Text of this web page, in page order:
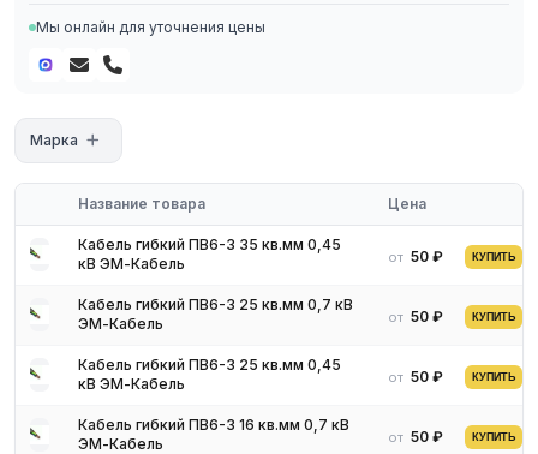
качества.
Наличие на складе в России
Обязательное наличие сертификатов
Доставка по региону
Для получения актуальных цен и наличия на складе свяжитесь
с нашими менеджерами. Мы предложим оптимальные условия
поставки и доставки.
Мы онлайн для уточнения цены
Марка
Название товара Цена
Кабель гибкий ПВ6-З 35 кв.мм 0,45
кВ ЭМ-Кабель
от 50 ₽ КУПИТЬ
Кабель гибкий ПВ6-З 25 кв.мм 0,7 кВ
ЭМ-Кабель
от 50 ₽ КУПИТЬ
Кабель гибкий ПВ6-З 25 кв.мм 0,45
кВ ЭМ-Кабель
от 50 ₽ КУПИТЬ
Кабель гибкий ПВ6-З 16 кв.мм 0,7 кВ
ЭМ-Кабель
от 50 ₽ КУПИТЬ